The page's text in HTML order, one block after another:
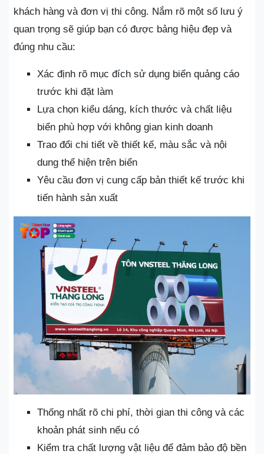
khách hàng và đơn vị thi công. Nắm rõ một số lưu ý
quan trọng sẽ giúp bạn có được bảng hiệu đẹp và
đúng nhu cầu:
Xác định rõ mục đích sử dụng biển quảng cáo
trước khi đặt làm
Lựa chọn kiểu dáng, kích thước và chất liệu
biển phù hợp với không gian kinh doanh
Trao đổi chi tiết về thiết kế, màu sắc và nội
dung thể hiện trên biển
Yêu cầu đơn vị cung cấp bản thiết kế trước khi
tiến hành sản xuất
Thống nhất rõ chi phí, thời gian thi công và các
khoản phát sinh nếu có
Kiểm tra chất lượng vật liệu để đảm bảo độ bền